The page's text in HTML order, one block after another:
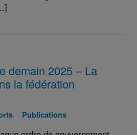
demain 2025 – La
la fédération
Catégories
Publications